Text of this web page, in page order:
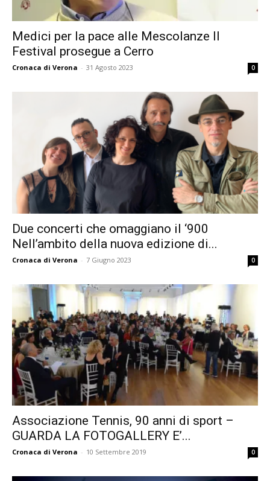
Medici per la pace alle Mescolanze Il
Festival prosegue a Cerro
Cronaca di Verona - 31 Agosto 2023 0
Due concerti che omaggiano il ‘900
Nell’ambito della nuova edizione di...
Cronaca di Verona - 7 Giugno 2023 0
Associazione Tennis, 90 anni di sport –
GUARDA LA FOTOGALLERY E’...
Cronaca di Verona - 10 Settembre 2019 0